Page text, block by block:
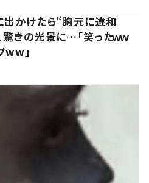
出かけたら“胸元に違和
きの光景に…「笑ったｗｗ
ww」